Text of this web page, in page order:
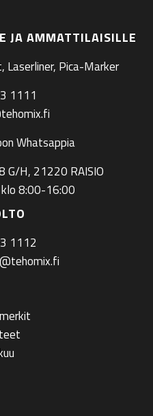
JA AMMATTILAISILLE
Pica-Marker
1111
Whatsappia
G/H, 21220 RAISIO
8:00-16:00
1112